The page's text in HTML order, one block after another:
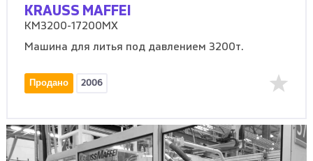
KRAUSS MAFFEI
KM3200-17200MX
Машина для литья под давлением 3200т.
Продано 2006